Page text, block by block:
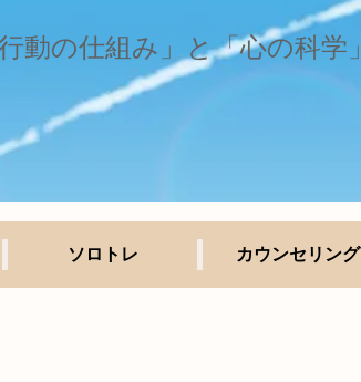
動の仕組み」と「心の科学」
ソロトレ カウンセリング